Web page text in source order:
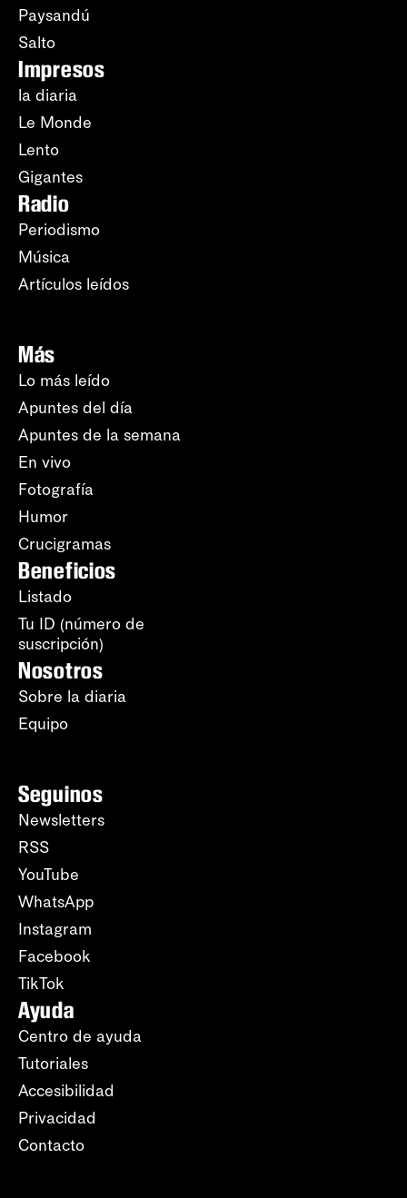
Paysandú
Salto
Impresos
la diaria
Le Monde
Lento
Gigantes
Radio
Periodismo
Música
Artículos leídos
Más
Lo más leído
Apuntes del día
Apuntes de la semana
En vivo
Fotografía
Humor
Crucigramas
Beneficios
Listado
Tu ID (número de
suscripción)
Nosotros
Sobre la diaria
Equipo
Seguinos
Newsletters
RSS
YouTube
WhatsApp
Instagram
Facebook
TikTok
Ayuda
Centro de ayuda
Tutoriales
Accesibilidad
Privacidad
Contacto